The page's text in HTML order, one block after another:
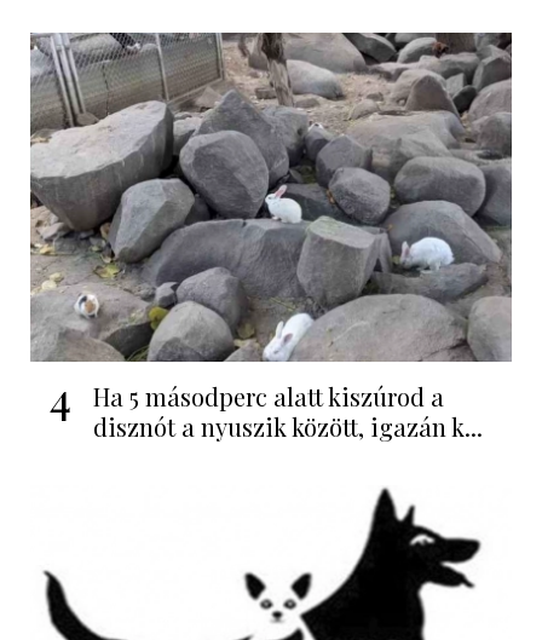
4
Ha 5 másodperc alatt kiszúrod a
disznót a nyuszik között, igazán k...